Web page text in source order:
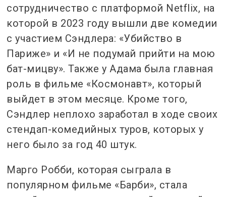
сотрудничество с платформой Netflix, на
которой в 2023 году вышли две комедии
с участием Сэндлера: «Убийство в
Париже» и «И не подумай прийти на мою
бат-мицву». Также у Адама была главная
роль в фильме «Космонавт», который
выйдет в этом месяце. Кроме того,
Сэндлер неплохо заработал в ходе своих
стендап-комедийных туров, которых у
него было за год 40 штук.
Марго Робби, которая сыграла в
популярном фильме «Барби», стала